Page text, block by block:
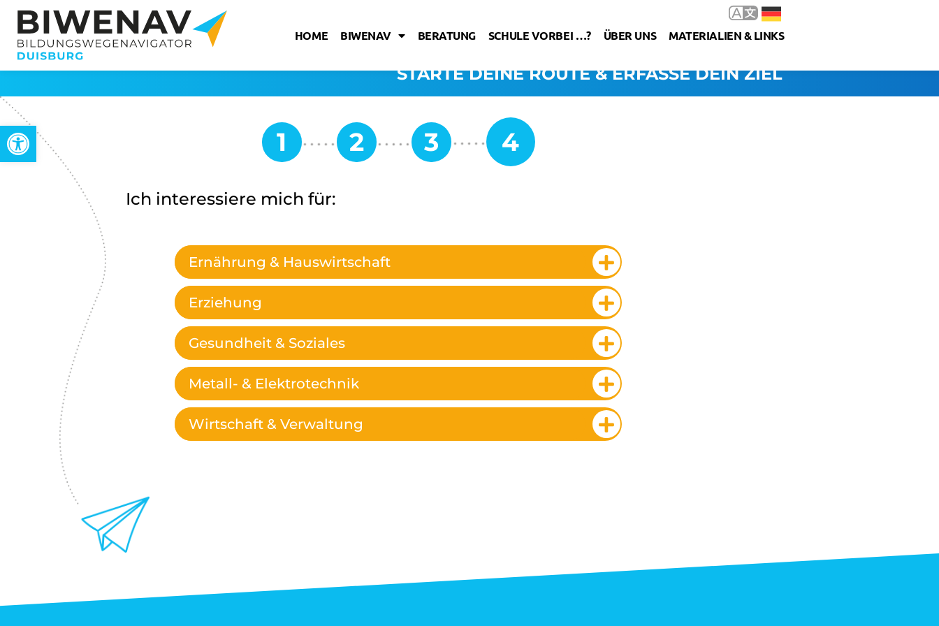
Werkzeugleiste öffnen
HOME BIWENAV BERATUNG SCHULE VORBEI …? ÜBER UNS MATERIALIEN & LINKS
STARTE DEINE ROUTE & ERFASSE DEIN ZIEL
Ich interessiere mich für:
Ernährung & Hauswirtschaft
Erziehung
Gesundheit & Soziales
Metall- & Elektrotechnik
Wirtschaft & Verwaltung